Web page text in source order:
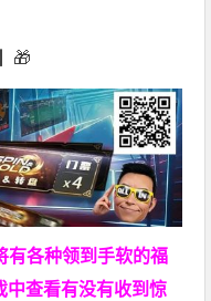
🎁
有各种领到手软的福
中查看有没有收到惊